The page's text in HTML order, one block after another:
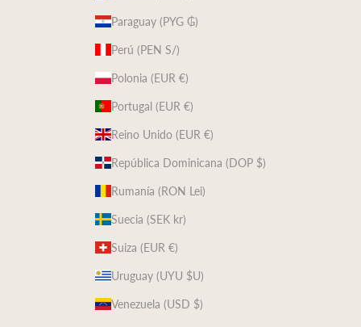
Paraguay (PYG ₲)
Perú (PEN S/)
Polonia (EUR €)
Portugal (EUR €)
Reino Unido (EUR €)
República Dominicana (DOP $)
Rumanía (RON Lei)
Suecia (SEK kr)
Suiza (EUR €)
Uruguay (UYU $U)
Venezuela (USD $)